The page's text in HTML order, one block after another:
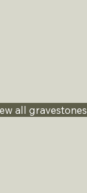
all gravestones